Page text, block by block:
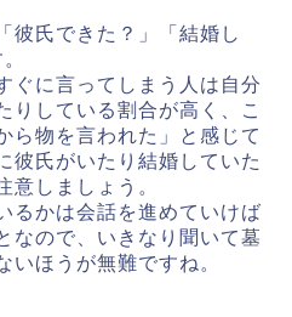
彼氏できた？」「結婚し
ぐに言ってしまう人は自分
りしている割合が高く、こ
ら物を言われた」と感じて
彼氏がいたり結婚していた
意しましょう。
るかは会話を進めていけば
なので、いきなり聞いて墓
いほうが無難ですね。